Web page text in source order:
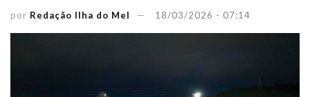
por Redação Ilha do Mel 18/03/2026 - 07:14